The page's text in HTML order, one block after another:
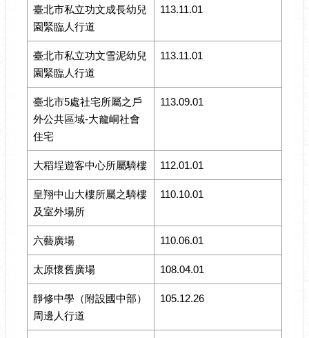
臺北市私立功文成長幼兒
園緊臨人行道
113.11.01
臺北市私立功文雪泥幼兒
園緊臨人行道
113.11.01
臺北市5處社宅所屬之戶
外公共區域-大龍峒社會
住宅
113.09.01
大稻埕遊客中心所屬騎樓 112.01.01
皇翔中山大樓所屬之騎樓
及室外場所
110.10.01
六藝廣場 110.06.01
太原懷舊廣場 108.04.01
靜修中學（附設國中部）
周邊人行道
105.12.26